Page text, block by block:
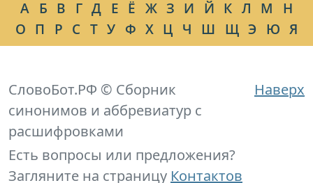
А Б В Г Д Е Ё Ж З И Й К Л М
Н
О П Р С Т У Ф Х Ц Ч Ш Щ Э Ю Я
Наверх
СловоБот.РФ © Сборник
синонимов и аббревиатур с
расшифровками
Есть вопросы или предложения?
Загляните на страницу Контактов